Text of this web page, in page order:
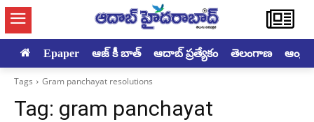
Epaper ఆజ్ కీ బాత్ ఆదాబ్ ప్రత్యేకం తెలంగాణ
Tags Gram panchayat resolutions
Tag: gram panchayat